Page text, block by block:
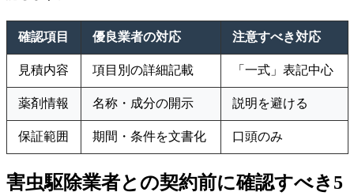
確認項目 優良業者の対応 注意すべき対応
見積内容 項目別の詳細記載 「一式」表記中心
薬剤情報 名称・成分の開示 説明を避ける
保証範囲 期間・条件を文書化 口頭のみ
害虫駆除業者との契約前に確認すべき5